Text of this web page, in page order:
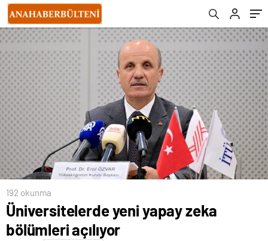
192 okunma
Üniversitelerde yeni yapay zeka
bölümleri açılıyor